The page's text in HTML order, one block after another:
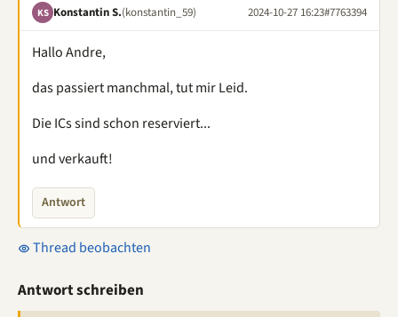
KS Konstantin S.(konstantin_59) 2024-10-27 16:23#7763394
Hallo Andre,
das passiert manchmal, tut mir Leid.
Die ICs sind schon reserviert...
und verkauft!
Antwort
Thread beobachten
Antwort schreiben